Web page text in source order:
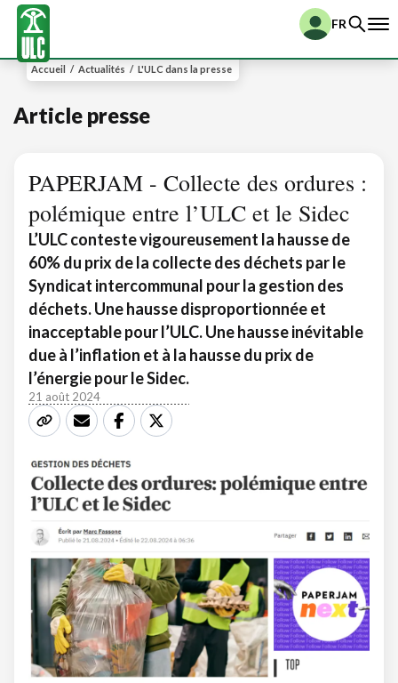
FR
Accueil / Actualités / L'ULC dans la presse
Article presse
PAPERJAM - Collecte des ordures :
polémique entre l’ULC et le Sidec
L’ULC conteste vigoureusement la hausse de
60% du prix de la collecte des déchets par le
Syndicat intercommunal pour la gestion des
déchets. Une hausse disproportionnée et
inacceptable pour l’ULC. Une hausse inévitable
due à l’inflation et à la hausse du prix de
l’énergie pour le Sidec.
21 août 2024